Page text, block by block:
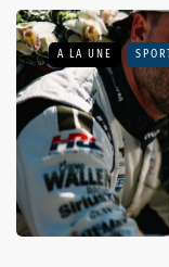
A LA UNE SPORT